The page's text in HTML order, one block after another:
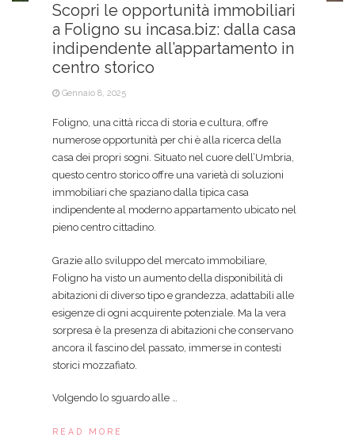
Scopri le opportunità immobiliari
a Foligno su incasa.biz: dalla casa
indipendente all’appartamento in
centro storico
Gennaio 8, 2025
Foligno, una città ricca di storia e cultura, offre
numerose opportunità per chi è alla ricerca della
casa dei propri sogni. Situato nel cuore dell’Umbria,
questo centro storico offre una varietà di soluzioni
immobiliari che spaziano dalla tipica casa
indipendente al moderno appartamento ubicato nel
pieno centro cittadino.
Grazie allo sviluppo del mercato immobiliare,
Foligno ha visto un aumento della disponibilità di
abitazioni di diverso tipo e grandezza, adattabili alle
esigenze di ogni acquirente potenziale. Ma la vera
sorpresa è la presenza di abitazioni che conservano
ancora il fascino del passato, immerse in contesti
storici mozzafiato.
Volgendo lo sguardo alle …
READ MORE